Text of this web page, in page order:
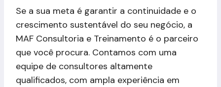
Se a sua meta é garantir a continuidade e o
crescimento sustentável do seu negócio, a
MAF Consultoria e Treinamento é o parceiro
que você procura. Contamos com uma
equipe de consultores altamente
qualificados, com ampla experiência em